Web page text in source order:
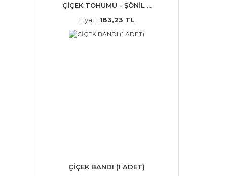
ÇİÇEK TOHUMU - ŞÖNİL ...
Fiyat : 183,23 TL
ÇİÇEK BANDI (1 ADET)